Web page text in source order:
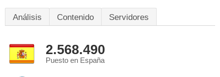
Análisis Contenido Servidores
2.568.490
Puesto en España